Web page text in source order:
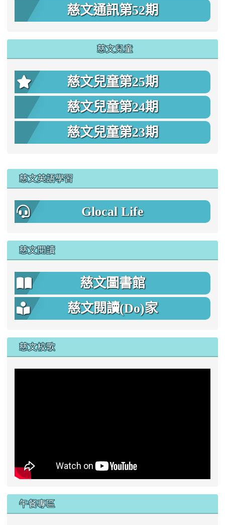
慈文通訊第52期
慈文兒童
慈文兒童第25期
慈文兒童第24期
慈文兒童第23期
慈文英語學習
Glocal Life
慈文閱讀
慈文圖書館
慈文閱讀(Do)家
慈文校歌
午餐專區